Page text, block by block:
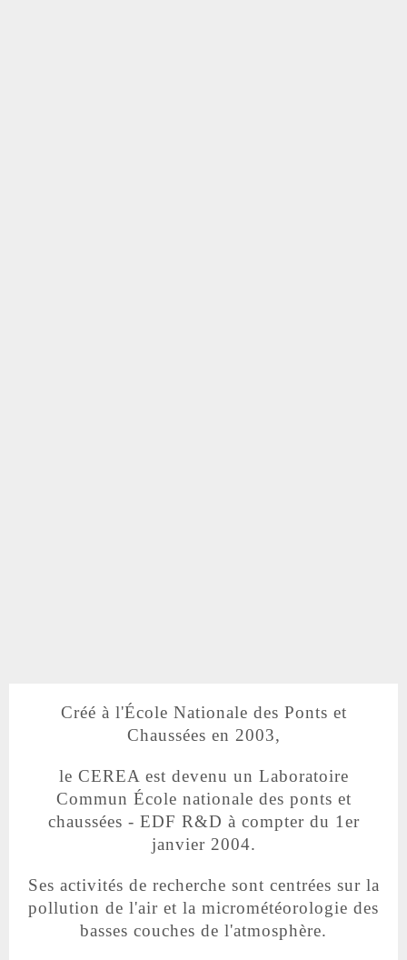
Créé à l'École Nationale des Ponts et
Chaussées en 2003,
le CEREA est devenu un Laboratoire
Commun École nationale des ponts et
chaussées - EDF R&D à compter du 1er
janvier 2004.
Ses activités de recherche sont centrées sur la
pollution de l'air et la micrométéorologie des
basses couches de l'atmosphère.